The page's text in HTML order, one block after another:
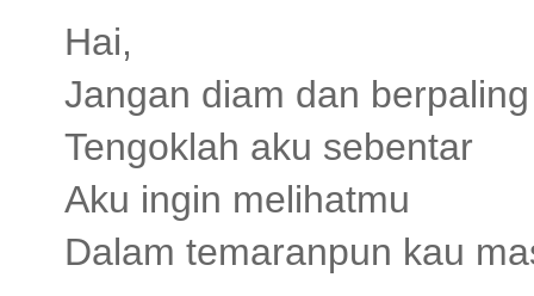
Hai,
Jangan diam dan berpaling
Tengoklah aku sebentar
Aku ingin melihatmu
Dalam temaranpun kau